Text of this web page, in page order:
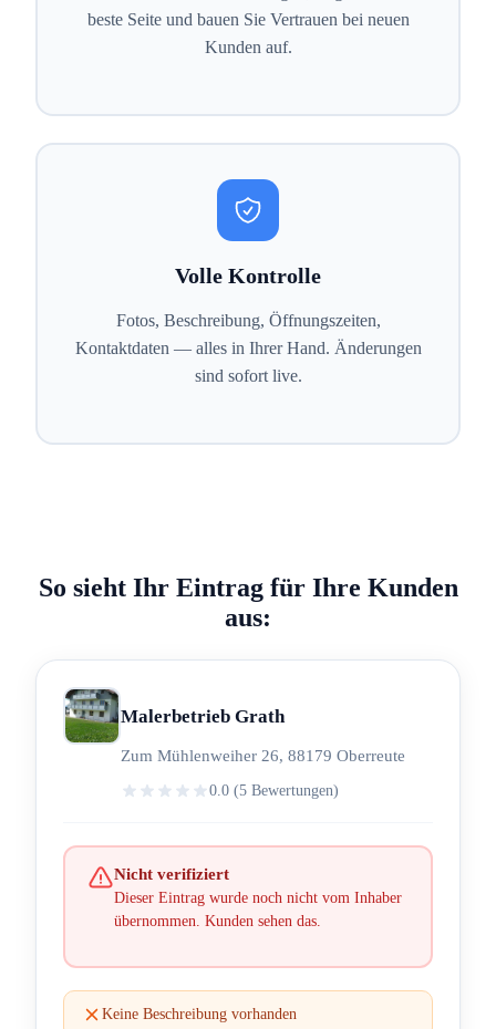
beste Seite und bauen Sie Vertrauen bei neuen
Kunden auf.
Volle Kontrolle
Fotos, Beschreibung, Öffnungszeiten,
Kontaktdaten — alles in Ihrer Hand. Änderungen
sind sofort live.
So sieht Ihr Eintrag für Ihre Kunden
aus:
Malerbetrieb Grath
Zum Mühlenweiher 26, 88179 Oberreute
0.0 (5 Bewertungen)
Nicht verifiziert
Dieser Eintrag wurde noch nicht vom Inhaber
übernommen. Kunden sehen das.
Keine Beschreibung vorhanden